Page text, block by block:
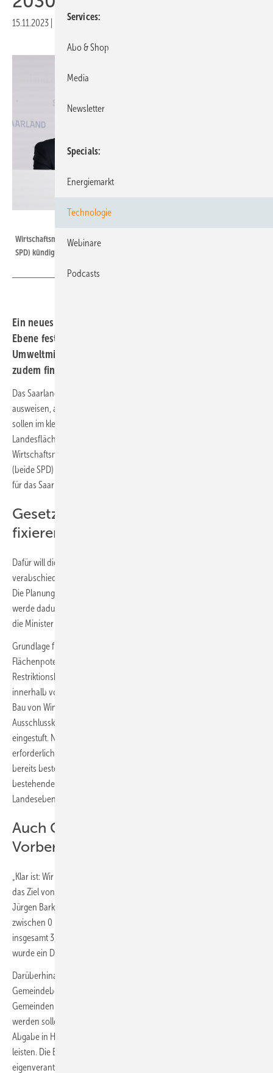
15.11.2023 Druckvorschau
Wirtschaftsminister Jürgen Barke und Umweltministerin Petra Berg (beide
SPD) kündigen mehr Flächen für Windenergienutzung an.
Ein neues Gesetz wird Teilflächenziele auf kommunaler
Ebene festlegen, so planen es Wirtschafts- und
Umweltministerium. Die Standortgemeinden sollen
zudem finanziell profitieren.
Das Saarland will mehr und schneller Flächen für Windenergienutzung
ausweisen, als das die Bundesregierung vorgeschrieben, hat. Bis 2030
sollen im kleinsten deutschen Flächenland 2 Prozent der
Landesfläche für Windenergie reserviert werden, kündigten
Wirtschaftsminister Jürgen Barke und Umweltministerin Petra Berg
(beide SPD) an. Im Windenergieflächenbedarfsgesetz (WindBG) sind
für das Saarland bis 2032 nur 1,8 Prozent vorgesehen.
Gesetz soll kommunale Flächenziele
fixieren
Dafür will die Landesregierung Anfang kommendes Jahres ein Gesetz
verabschieden, das Teilflächenziele auf kommunaler Ebene festlegt.
Die Planungshoheit und damit die Steuerung des Windenergieausbaus
werde dadurch auch zukünftig bei den Kommunen liegen, betonten
die Minister bei der Vorstellung der Pläne.
Grundlage für die Teilflächenziele ist eine landesweite
Flächenpotentialstudie, die denkbare Ausschluss- und
Restriktionskriterien ermittelt hat: Flächen, die beispielsweise
innerhalb von Naturschutzgebieten liegen, kommen demnach für den
Bau von Windenergieanlagen nicht in Frage (gesetzliches
Ausschlusskriterium). Die Restriktionen wurden in fünf Risikoklassen
eingestuft. Nur in der höchsten Risikoklasse sei eine Einzelfallprüfung
erforderlich, hieß es. In die Flächenpotenzialstudie wurden auch
bereits bestehende und geplante Windenergieanlagen sowie die
bestehenden Flächenausweisungen auf kommunaler und
Landesebene einbezogen.
Auch Gemeindebeteiligungsgesetz in
Vorbereitung
„Klar ist: Wir haben genügend Platz, um beim Ausbau der Windenergie
das Ziel von zwei Prozent der Landesfläche zu erreichen“, sagte
Jürgen Barke. Die Flächenpotenziale der Gemeinden variierten
zwischen 0 Prozent und 10,18 Prozent und ergäben für das Saarland
insgesamt 3,19 Prozent. Um keine Gemeinde zu stark zu belasten,
wurde ein Deckel bei 3,46 Prozent festgelegt.
Darüberhinaus plant das Land, im kommenden Jahr ein
Gemeindebeteiligungsgesetz zu verabschieden, mit dem die
Gemeinden an den Erlösen von Wind- und PV-Anlagen beteiligt
werden sollen. Betreiber sollen gesetzlich verpflichtet werden, eine
Abgabe in Höhe von 0,2 Cent/kWh an die jeweilige Kommune zu
leisten. Die Einnahmen sollen in den jeweiligen Kommunen
eigenverantwortlich für Gemeinwohlprojekte eingesetzt werden. (kw)
Services
Abo & Shop
Media
Newsletter
Specials
Energiemarkt
Technologie
Webinare
Podcasts